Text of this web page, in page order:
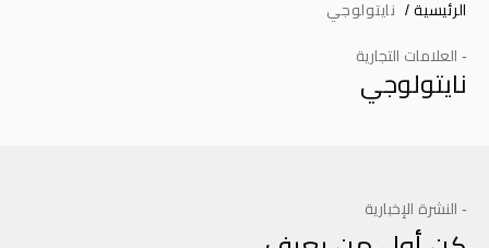
الرئيسية / نايتولوجي
- العلامات التجارية
نايتولوجي
- النشرة الإخبارية